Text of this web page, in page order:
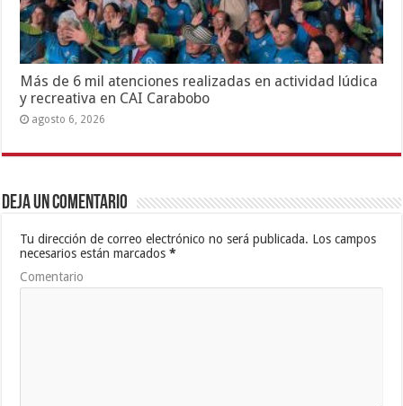
Más de 6 mil atenciones realizadas en actividad lúdica
y recreativa en CAI Carabobo
agosto 6, 2026
Deja un comentario
Tu dirección de correo electrónico no será publicada. Los campos
necesarios están marcados*
Comentario